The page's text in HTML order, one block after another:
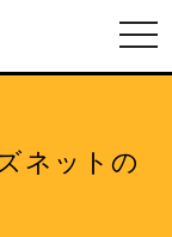
ネットの